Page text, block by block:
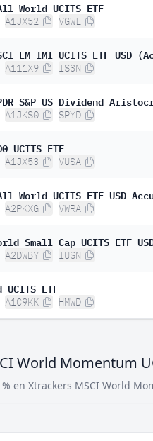
World UCITS ETF
A1JX52 VGWL
EM IMI UCITS ETF USD
A111X9 IS3N
S&P US Dividend
A1JKS0 SPYD
UCITS ETF
A1JX53 VUSA
World UCITS ETF USD
A2PKXG VWRA
Small Cap UCITS ETF
A2DWBY IUSN
UCITS ETF
A1C9KK HMWD
World Momentum
en Xtrackers MSCI World